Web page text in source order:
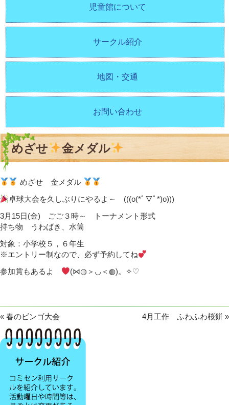
児童館について
サークル紹介
地図・交通
お問い合わせ
めざせ 金メダル
めざせ 金メダル
卓球大会を久しぶりにやるよ～ (((o(*ﾟ▽ﾟ*)o)))
3月15日(金) ごご３時～ トーナメント形式
持ち物 うわばき、水筒
対象：小学校５，６年生
※エントリー制なので、必ず予約してね
参加賞もあるよ
(⋈◍＞◡＜◍)。✧♡
« 春のビンゴ大会 4月工作 ふわふわ桜餅 »